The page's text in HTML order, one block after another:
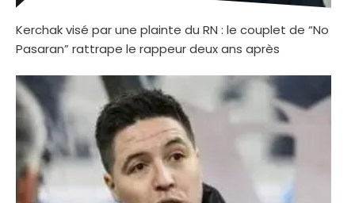
Kerchak visé par une plainte du RN : le couplet de “No
Pasaran” rattrape le rappeur deux ans après